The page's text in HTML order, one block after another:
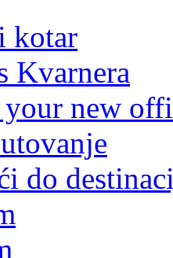
kotar
Kvarnera
new
do